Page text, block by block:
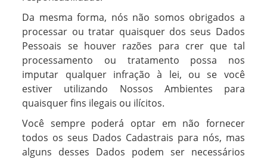
Da mesma forma, nós não somos obrigados a
processar ou tratar quaisquer dos seus Dados
Pessoais se houver razões para crer que tal
processamento ou tratamento possa nos
imputar qualquer infração à lei, ou se você
estiver utilizando Nossos Ambientes para
quaisquer fins ilegais ou ilícitos.
Você sempre poderá optar em não fornecer
todos os seus Dados Cadastrais para nós, mas
alguns desses Dados podem ser necessários